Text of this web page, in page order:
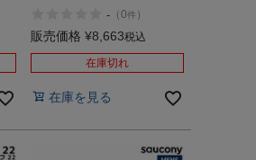
ニングシューズ ランシュ
ー 限定モデル Saucony
15 アウトレット セール
- （0件 ）
販売価格 ¥8,663税込
在庫切れ
在庫を見る